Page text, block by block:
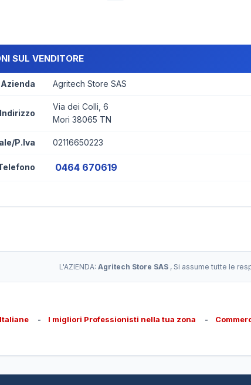
SUL VENDITORE
Agritech Store SAS
Indirizzo
Via dei Colli, 6
Mori 38065 TN
P.Iva 02116650223
0464 670619
L'AZIENDA: Agritech Store SAS , Si assume tutte le
- I migliori Professionisti nella tua zona -